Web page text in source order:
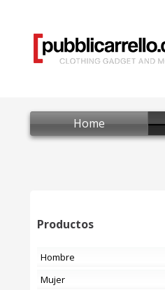
Home
Productos
Hombre
Mujer